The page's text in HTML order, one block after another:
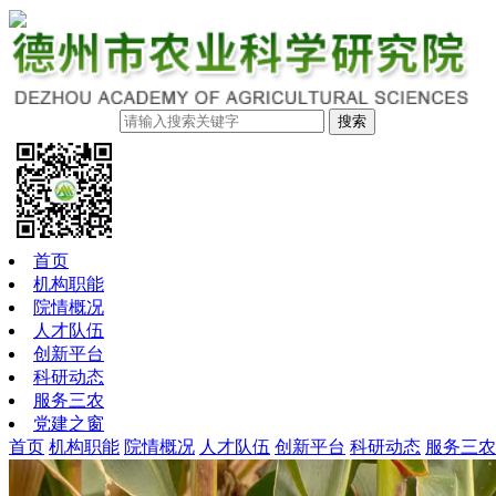
搜索
首页
机构职能
院情概况
人才队伍
创新平台
科研动态
服务三农
党建之窗
首页 机构职能 院情概况 人才队伍 创新平台 科研动态 服务三农